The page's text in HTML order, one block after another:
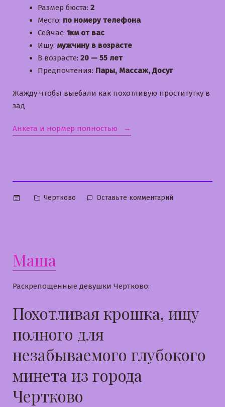
Размер бюста: 2
Место: по номеру телефона
Сейчас: 1км от вас
Ищу: мужчину в возрасте
В возрасте: 20 — 55 лет
Предпочтения: Пары, Массаж, Досуг
Жажду чтобы выебали как похотливую проститутку в
зад
Анкета и нормер полностью «Илона»
Опубликовано
Чертково Оставьте комментарий
Маша
Раскрепощенные девушки Чертково:
Похотливая крошка, ищу
полного для
незабываемого глубокого
минета из города
Чертково